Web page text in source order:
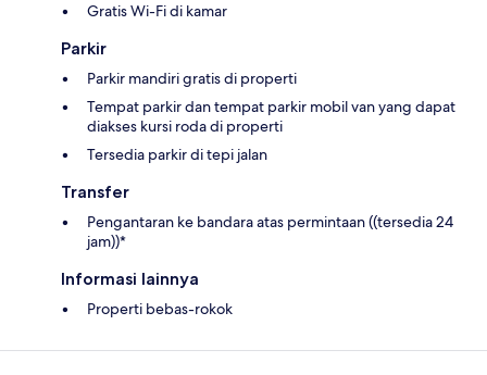
Gratis Wi-Fi di kamar
Parkir
Parkir mandiri gratis di properti
Tempat parkir dan tempat parkir mobil van yang dapat
diakses kursi roda di properti
Tersedia parkir di tepi jalan
Transfer
Pengantaran ke bandara atas permintaan ((tersedia 24
jam))*
Informasi lainnya
Properti bebas-rokok